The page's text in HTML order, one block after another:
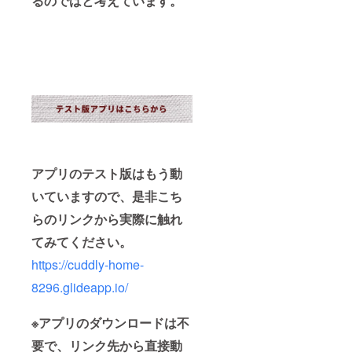
アプリのテスト版はもう動
いていますので、是非こち
らのリンクから実際に触れ
てみてください。
https://cuddly-home-
8296.glideapp.io/
※アプリのダウンロードは不
要で、リンク先から直接動